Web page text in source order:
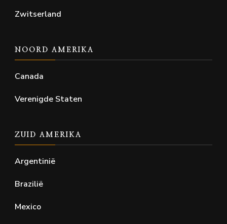
Zwitserland
NOORD AMERIKA
Canada
Verenigde Staten
ZUID AMERIKA
Argentinië
Brazilië
Mexico